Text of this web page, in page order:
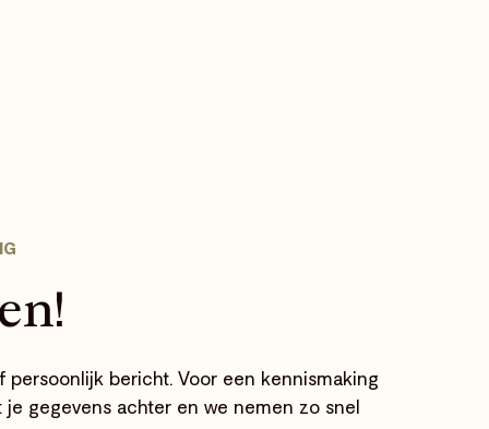
bericht. Voor een kennismaking
gegevens achter en we nemen zo snel